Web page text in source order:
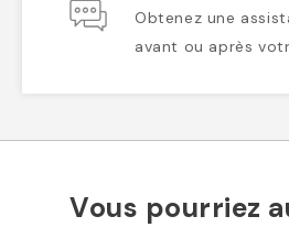
Obtenez une
avant ou après
Vous pourriez